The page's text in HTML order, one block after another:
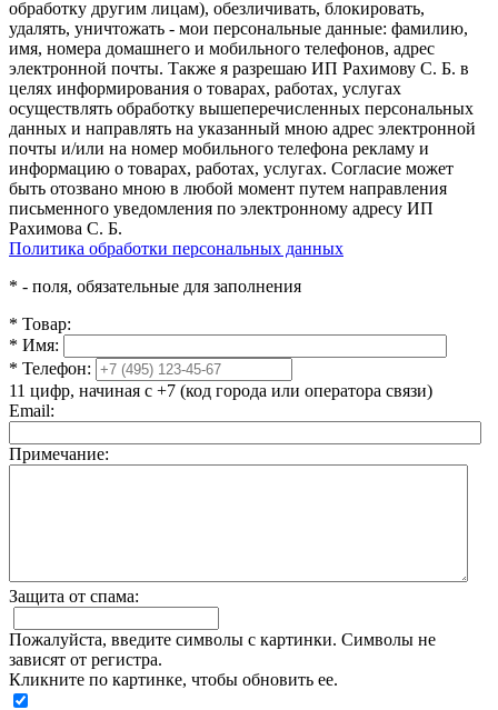
обработку другим лицам), обезличивать, блокировать,
удалять, уничтожать - мои персональные данные: фамилию,
имя, номера домашнего и мобильного телефонов, адрес
электронной почты. Также я разрешаю ИП Рахимову С. Б. в
целях информирования о товарах, работах, услугах
осуществлять обработку вышеперечисленных персональных
данных и направлять на указанный мною адрес электронной
почты и/или на номер мобильного телефона рекламу и
информацию о товарах, работах, услугах. Согласие может
быть отозвано мною в любой момент путем направления
письменного уведомления по электронному адресу ИП
Рахимова С. Б.
Политика обработки персональных данных
* - поля, обязательные для заполнения
* Товар:
* Имя:
* Телефон:
11 цифр, начиная с +7 (код города или оператора связи)
Email:
Примечание:
Защита от спама:
Пожалуйста, введите символы с картинки. Символы не
зависят от регистра.
Кликните по картинке, чтобы обновить ее.